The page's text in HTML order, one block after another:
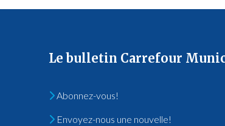
Le bulletin Carrefour
Abonnez-vous!
Envoyez-nous une nouvelle!